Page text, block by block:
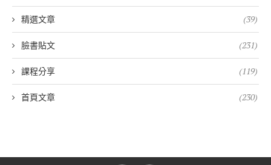
精選文章 (39)
臉書貼文 (231)
課程分享 (119)
首頁文章 (230)